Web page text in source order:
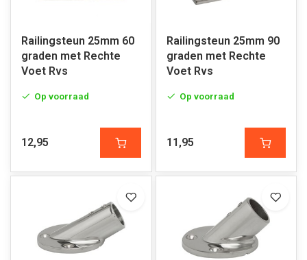
Railingsteun 25mm 60
graden met Rechte
Voet Rvs
Op voorraad
12,95
Railingsteun 25mm 90
graden met Rechte
Voet Rvs
Op voorraad
11,95